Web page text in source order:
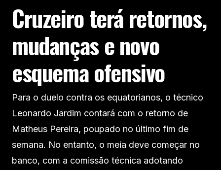
Cruzeiro terá retornos,
mudanças e novo
esquema ofensivo
Para o duelo contra os equatorianos, o técnico
Leonardo Jardim contará com o retorno de
Matheus Pereira, poupado no último fim de
semana. No entanto, o meia deve começar no
banco, com a comissão técnica adotando